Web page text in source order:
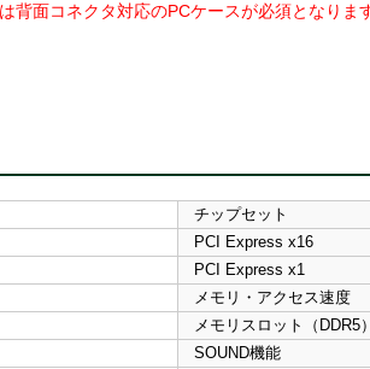
背面コネクタ対応のPCケースが必須となります
チップセット
PCI Express x16
PCI Express x1
メモリ・アクセス速度
メモリスロット（DDR5）
SOUND機能